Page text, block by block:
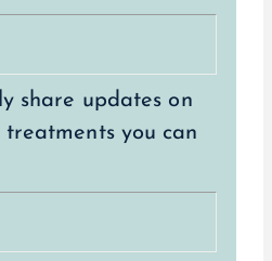
share updates on
you can